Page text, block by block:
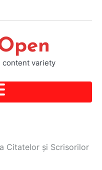
content variety
Citatelor și Scrisorilor